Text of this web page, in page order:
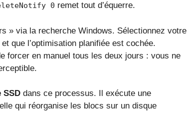
0 remet tout d’équerre.
» via la recherche Windows. Sélectionnez votre
que l’optimisation planifiée est cochée.
forcer en manuel tous les deux jours : vous ne
SSD dans ce processus. Il exécute une
qui réorganise les blocs sur un disque